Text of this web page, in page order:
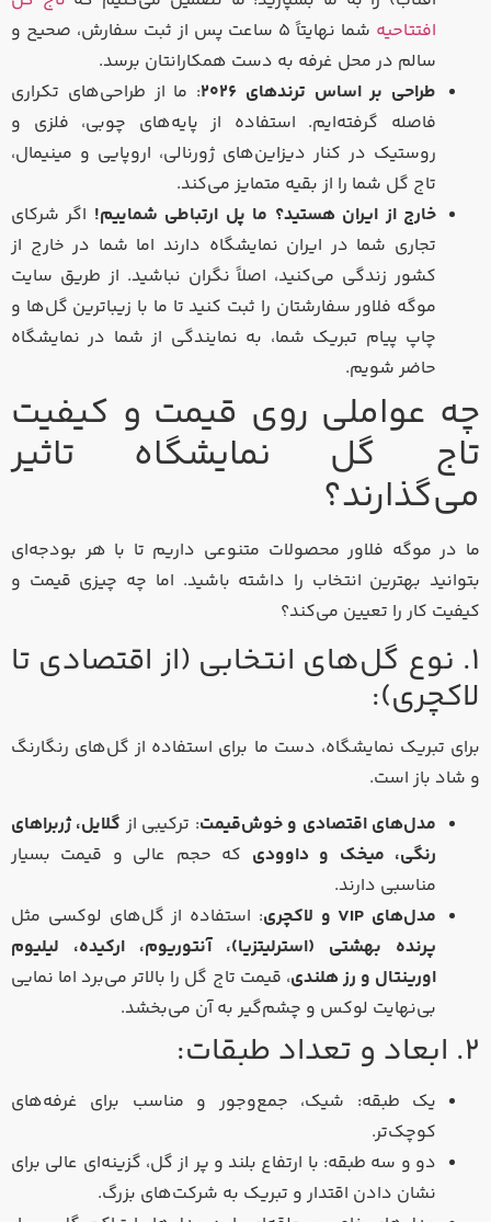
افتتاحیه
شما نهایتاً ۵ ساعت پس از ثبت سفارش، صحیح و
سالم در محل غرفه به دست همکارانتان برسد.
طراحی بر اساس ترندهای ۲۰۲۶
: ما از طراحی‌های تکراری
فاصله گرفته‌ایم. استفاده از پایه‌های چوبی، فلزی و
روستیک در کنار دیزاین‌های ژورنالی، اروپایی و مینیمال،
تاج گل شما را از بقیه متمایز می‌کند.
خارج از ایران هستید؟ ما پل ارتباطی شماییم! اگر شرکای
تجاری شما در ایران نمایشگاه دارند اما شما در خارج از
کشور زندگی می‌کنید، اصلاً نگران نباشید. از طریق سایت
موگه فلاور سفارشتان را ثبت کنید تا ما با زیباترین گل‌ها و
چاپ پیام تبریک شما، به نمایندگی از شما در نمایشگاه
حاضر شویم.
چه عواملی روی قیمت و کیفیت
تاج گل نمایشگاه تاثیر
می‌گذارند؟
ما در موگه فلاور محصولات متنوعی داریم تا با هر بودجه‌ای
بتوانید بهترین انتخاب را داشته باشید. اما چه چیزی قیمت و
کیفیت کار را تعیین می‌کند؟
۱. نوع گل‌های انتخابی (از اقتصادی تا
لاکچری):
برای تبریک نمایشگاه، دست ما برای استفاده از گل‌های رنگارنگ
و شاد باز است.
مدل‌های اقتصادی و خوش‌قیمت: ترکیبی از گلایل، ژربراهای
رنگی، میخک و داوودی که حجم عالی و قیمت بسیار
مناسبی دارند.
مدل‌های VIP و لاکچری
: استفاده از گل‌های لوکسی مثل
پرنده بهشتی (استرلیتزیا)، آنتوریوم، ارکیده، لیلیوم
اورینتال و رز هلندی، قیمت تاج گل را بالاتر می‌برد اما نمایی
بی‌نهایت لوکس و چشم‌گیر به آن می‌بخشد.
۲. ابعاد و تعداد طبقات:
یک طبقه: شیک، جمع‌وجور و مناسب برای غرفه‌های
کوچک‌تر.
دو و سه طبقه: با ارتفاع بلند و پر از گل، گزینه‌ای عالی برای
نشان دادن اقتدار و تبریک به شرکت‌های بزرگ.